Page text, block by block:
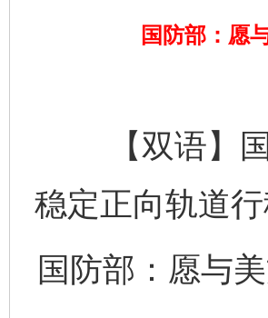
国防部：愿
【双语】国
稳定正向轨道
国防部：愿与